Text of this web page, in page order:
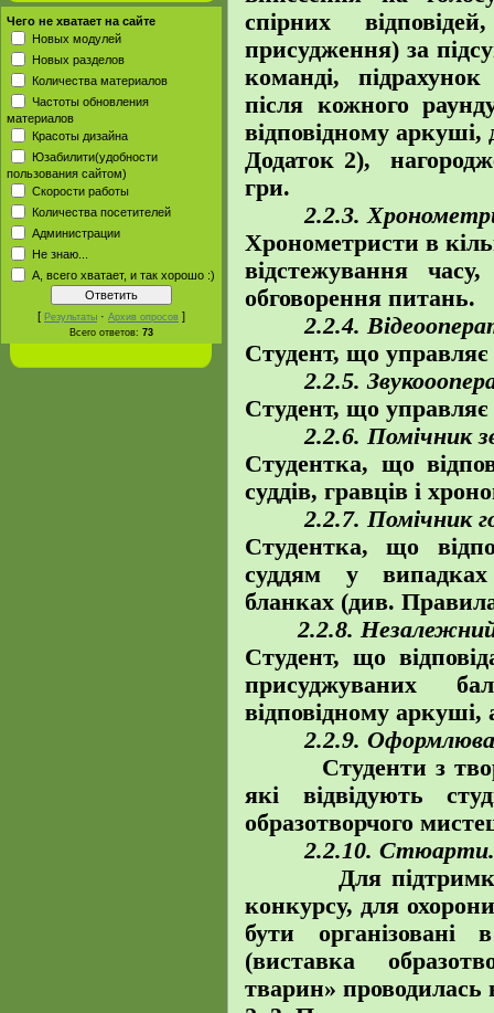
Чего не хватает на сайте
Новых модулей
Новых разделов
Количества материалов
Частоты обновления
материалов
Красоты дизайна
Юзабилити(удобности
пользования сайтом)
Скорости работы
Количества посетителей
Администрации
Не знаю...
А, всего хватает, и так хорошо :)
[ Результаты · Архив опросов ]
Всего ответов: 73
спірних
присудження) за
команді,
після кожного
відповідному аркуші,
Додаток 2),
гри.
2.2.3.
Хронометристи в
відстежування
обговорення питань.
2.2.4.
Студент, що управляє
2.2.5.
Студент, що
2.2.6. Помічник
Студентка, що
суддів, гравців і
2.2.7. Помічник
Студентка, що
суддям у випадках
бланках (див.
2.2.8. Незалежний
Студент, що
присуджуваних
відповідному аркуші,
2.2.9.
Студенти з
які відвідують
образотворчого
2.2.10. Стюарти.
Для
конкурсу, для
бути організовані
(виставка
тварин» проводилась